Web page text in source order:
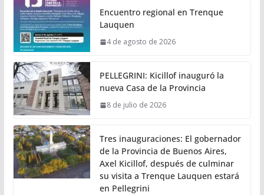
Encuentro regional en Trenque
Lauquen
4 de agosto de 2026
PELLEGRINI: Kicillof inauguró la
nueva Casa de la Provincia
8 de julio de 2026
Tres inauguraciones: El gobernador
de la Provincia de Buenos Aires,
Axel Kicillof, después de culminar
su visita a Trenque Lauquen estará
en Pellegrini